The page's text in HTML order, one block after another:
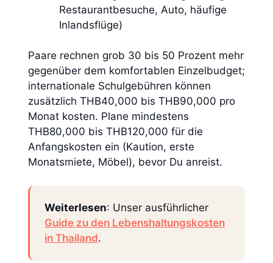
Restaurantbesuche, Auto, häufige
Inlandsflüge)
Paare rechnen grob 30 bis 50 Prozent mehr
gegenüber dem komfortablen Einzelbudget;
internationale Schulgebühren können
zusätzlich THB40,000 bis THB90,000 pro
Monat kosten. Plane mindestens
THB80,000 bis THB120,000 für die
Anfangskosten ein (Kaution, erste
Monatsmiete, Möbel), bevor Du anreist.
Weiterlesen: Unser ausführlicher
Guide zu den Lebenshaltungskosten
in Thailand.